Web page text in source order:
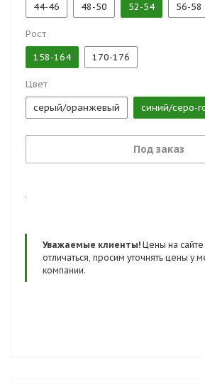
44-46
48-50 52-54 56-58
Рост
158-164
170-176
Цвет
серый/оранжевый
синий/серо-
Под заказ
.
Уважаемые клиенты! Цены на сайте
отличаться, просим уточнять цены у
компании.